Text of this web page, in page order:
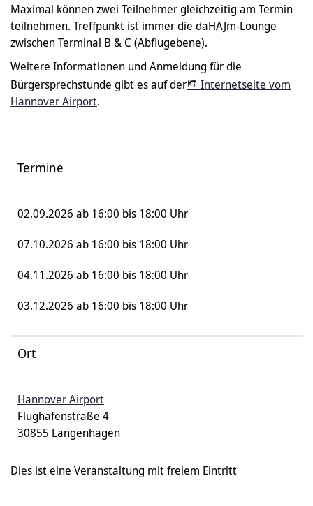
Maximal können zwei Teilnehmer gleichzeitig am Termin
teilnehmen. Treffpunkt ist immer die daHAJm-Lounge
zwischen Terminal B & C (Abflugebene).
Weitere Informationen und Anmeldung für die
Bürgersprechstunde gibt es auf der
Internetseite vom
Hannover Airport.
Termine
02.09.2026 ab 16:00 bis 18:00 Uhr
07.10.2026 ab 16:00 bis 18:00 Uhr
04.11.2026 ab 16:00 bis 18:00 Uhr
03.12.2026 ab 16:00 bis 18:00 Uhr
Ort
Hannover Airport
Flughafenstraße 4
30855 Langenhagen
Dies ist eine Veranstaltung mit freiem Eintritt